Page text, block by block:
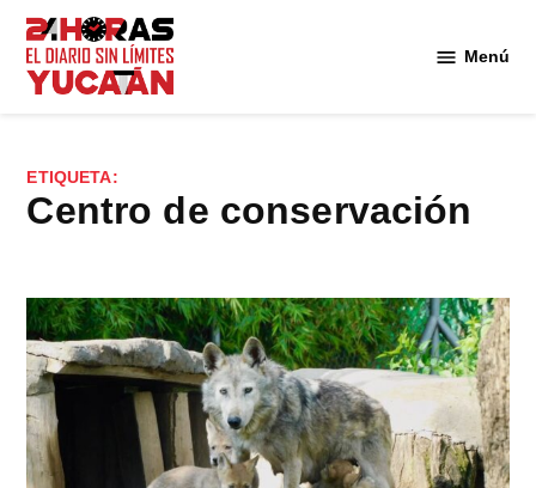
Saltar
contenido
Menú
ETIQUETA:
centro de conservación